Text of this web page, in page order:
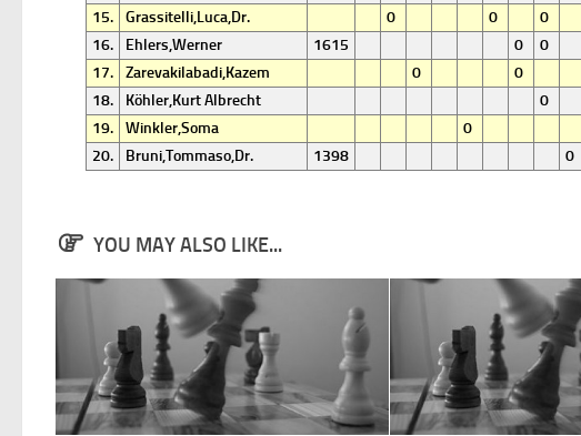
15.
Grassitelli,Luca,Dr. 0 0 0
16.
Ehlers,Werner 1615 0 0
17.
Zarevakilabadi,Kazem 0 0
18.
Köhler,Kurt Albrecht 0
19.
Winkler,Soma 0
20.
Bruni,Tommaso,Dr. 1398 0
YOU MAY ALSO LIKE...